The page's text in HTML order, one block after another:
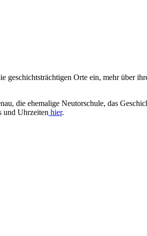
Orte ein, mehr über
die ehemalige Neutorschule, das
und Uhrzeiten hier.